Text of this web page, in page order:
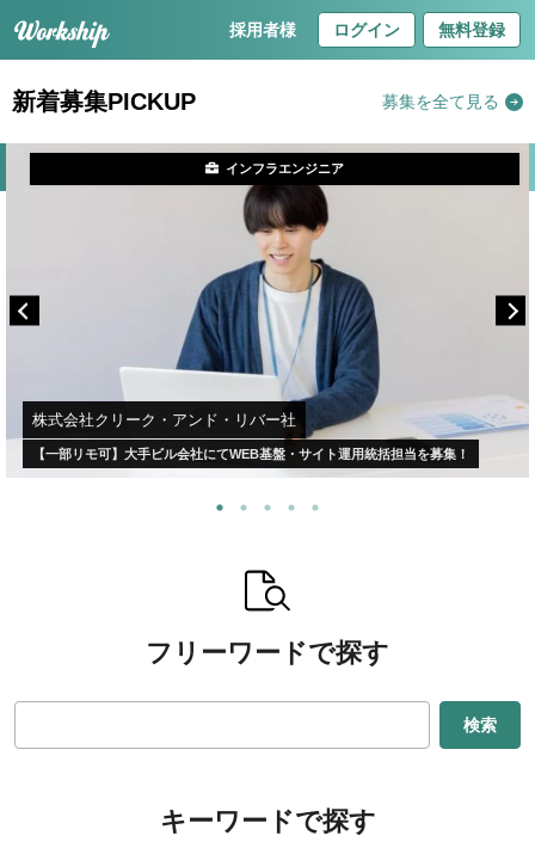
採用者様 ログイン 無料登録
新着募集PICKUP 募集を全て見る
株式会社クリーク・アンド・リバー社
【一部リモ可】大手ビル会社にてWEB基盤・サイト運用統括担当を募集！
インフラエンジニア
フリーワードで探す
検索
キーワードで探す